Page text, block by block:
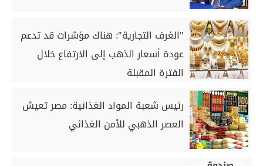
"الغرف التجارية": هناك مؤشرات قد تدعم
عودة أسعار الذهب إلى الارتفاع خلال
الفترة المقبلة
رئيس شعبة المواد الغذائية: مصر تعيش
العصر الذهبي للأمن الغذائي